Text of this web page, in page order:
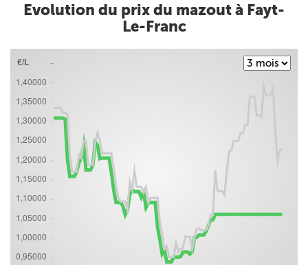
Evolution du prix du mazout à Fayt-
Le-Franc